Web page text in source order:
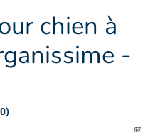
chien à
-